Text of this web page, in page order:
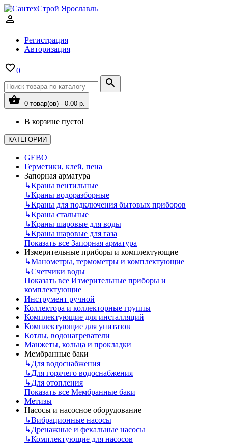
Регистрация
Авторизация
0
0 товар(ов) - 0.00 р.
В корзине пусто!
КАТЕГОРИИ
GEBO
Герметики, клей, пена
Запорная арматура
↳Краны вентильные
↳Краны водоразборные
↳Краны для подключения бытовых приборов
↳Краны стальные
↳Краны шаровые для воды
↳Краны шаровые для газа
Показать все Запорная арматура
Измерительные приборы и комплектующие
↳Манометры, термометры и комплектующие
↳Счетчики воды
Показать все Измерительные приборы и
комплектующие
Инструмент ручной
Коллектора и коллекторные группы
Комплектующие для инсталляций
Комплектующие для унитазов
Котлы, водонагреватели
Манжеты, кольца и прокладки
Мембранные баки
↳Для водоснабжения
↳Для горячего водоснабжения
↳Для отопления
Показать все Мембранные баки
Метизы
Насосы и насосное оборудование
↳Вибрационные насосы
↳Дренажные и фекальные насосы
↳Комплектующие для насосов